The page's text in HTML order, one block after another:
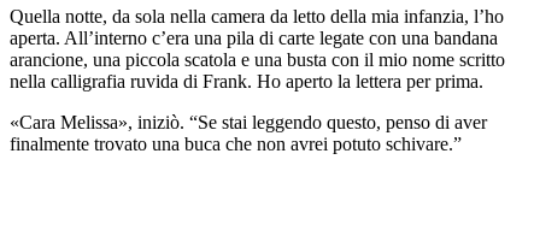
Quella notte, da sola nella camera da letto della mia infanzia, l’ho
aperta. All’interno c’era una pila di carte legate con una bandana
arancione, una piccola scatola e una busta con il mio nome scritto
nella calligrafia ruvida di Frank. Ho aperto la lettera per prima.
«Cara Melissa», iniziò. “Se stai leggendo questo, penso di aver
finalmente trovato una buca che non avrei potuto schivare.”